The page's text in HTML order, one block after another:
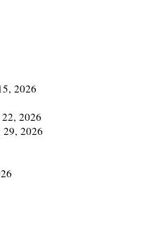
2026
2026
2026